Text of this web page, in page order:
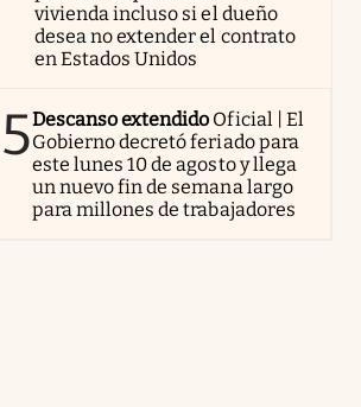
vivienda incluso si el dueño
desea no extender el contrato
en Estados Unidos
5Descanso extendido Oficial | El
Gobierno decretó feriado para
este lunes 10 de agosto y llega
un nuevo fin de semana largo
para millones de trabajadores